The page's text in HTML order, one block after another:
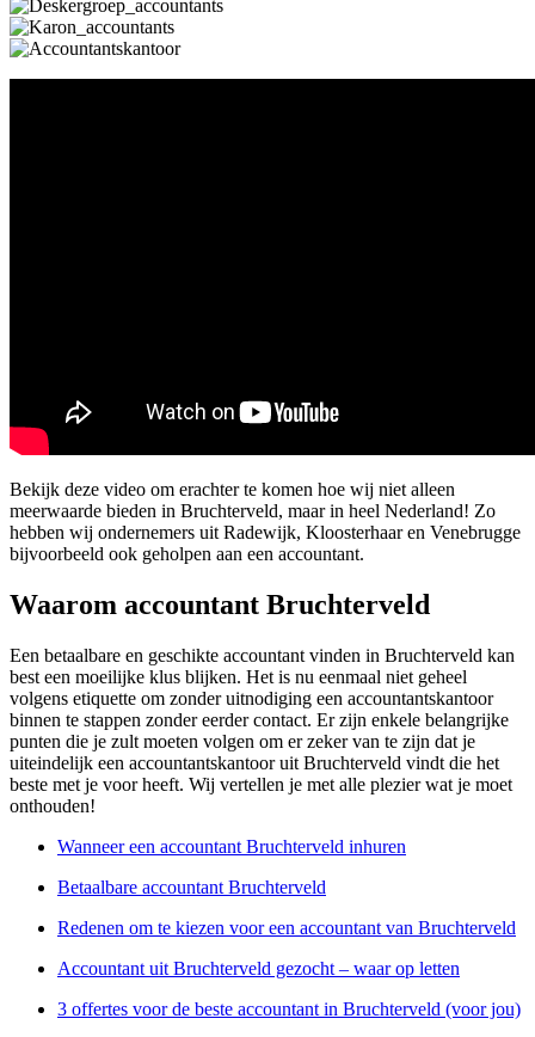
Bekijk deze video om erachter te komen hoe wij niet alleen
meerwaarde bieden in Bruchterveld, maar in heel Nederland! Zo
hebben wij ondernemers uit Radewijk, Kloosterhaar en Venebrugge
bijvoorbeeld ook geholpen aan een accountant.
Waarom accountant Bruchterveld
Een betaalbare en geschikte accountant vinden in Bruchterveld kan
best een moeilijke klus blijken. Het is nu eenmaal niet geheel
volgens etiquette om zonder uitnodiging een accountantskantoor
binnen te stappen zonder eerder contact. Er zijn enkele belangrijke
punten die je zult moeten volgen om er zeker van te zijn dat je
uiteindelijk een accountantskantoor uit Bruchterveld vindt die het
beste met je voor heeft. Wij vertellen je met alle plezier wat je moet
onthouden!
Wanneer een accountant Bruchterveld inhuren
Betaalbare accountant Bruchterveld
Redenen om te kiezen voor een accountant van Bruchterveld
Accountant uit Bruchterveld gezocht – waar op letten
3 offertes voor de beste accountant in Bruchterveld (voor jou)